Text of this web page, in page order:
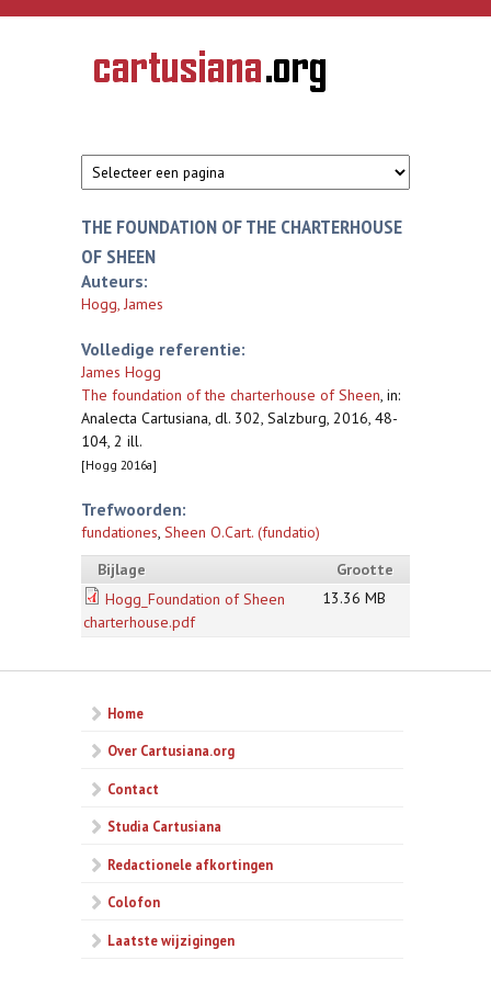
Overslaan en naar de inhoud gaan
CARTUSIANA
Geschiedenis
van de
THE FOUNDATION OF THE CHARTERHOUSE
OF SHEEN
Auteurs:
Hogg, James
Volledige referentie:
James Hogg
The foundation of the charterhouse of Sheen, in:
Analecta Cartusiana, dl. 302, Salzburg, 2016, 48-
104, 2 ill.
[Hogg 2016a]
Trefwoorden:
fundationes, Sheen O.Cart. (fundatio)
Bijlage
Grootte
Hogg_Foundation of Sheen
charterhouse.pdf
13.36 MB
Home
Over Cartusiana.org
Contact
Studia Cartusiana
Redactionele afkortingen
Colofon
Laatste wijzigingen